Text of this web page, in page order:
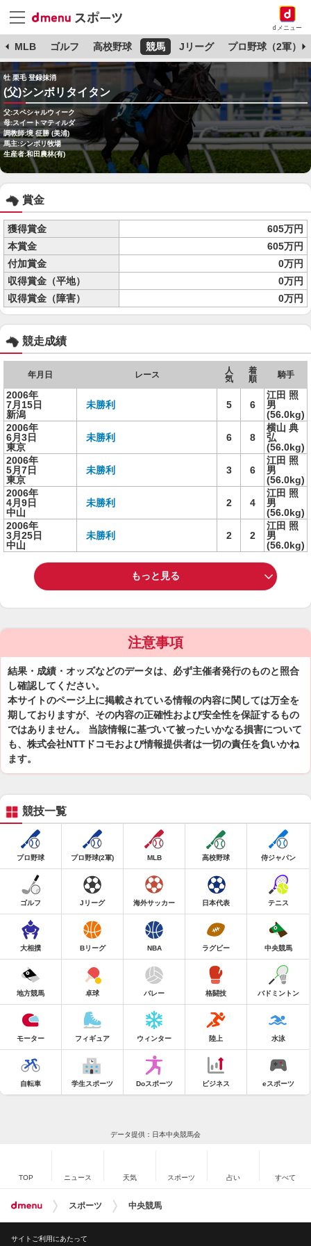
dメニュー
MLB ゴルフ 高校野球 競馬 Jリーグ プロ野球（2軍）
牡 栗毛 登録抹消
(父)シンボリタイタン
父:スペシャルウィーク
母:スイートマティルダ
調教師:境 征勝 (美浦)
馬主:シンボリ牧場
生産者:和田農林(有)
賞金
獲得賞金
605万円
本賞金
605万円
付加賞金
0万円
収得賞金（平地）
0万円
収得賞金（障害）
0万円
競走成績
年月日 レース
人
気
着
順
騎手
2006年
7月15日
新潟
未勝利 5 6
江田 照
男
(56.0kg)
2006年
6月3日
東京
未勝利 6 8
横山 典
弘
(56.0kg)
2006年
5月7日
東京
未勝利 3 6
江田 照
男
(56.0kg)
2006年
4月9日
中山
未勝利 2 4
江田 照
男
(56.0kg)
2006年
3月25日
中山
未勝利 2 2
江田 照
男
(56.0kg)
もっと見る
注意事項
結果・成績・オッズなどのデータは、必ず主催者発行のものと照合
し確認してください。
本サイトのページ上に掲載されている情報の内容に関しては万全を
期しておりますが、その内容の正確性および安全性を保証するもの
ではありません。 当該情報に基づいて被ったいかなる損害について
も、株式会社NTTドコモおよび情報提供者は一切の責任を負いかね
ます。
競技一覧
プロ野球 プロ野球(2軍) MLB 高校野球 侍ジャパン
ゴルフ Jリーグ 海外サッカー 日本代表 テニス
大相撲 Bリーグ NBA ラグビー 中央競馬
地方競馬 卓球 バレー 格闘技 バドミントン
モーター フィギュア ウィンター 陸上 水泳
自転車 学生スポーツ Doスポーツ ビジネス eスポーツ
データ提供：日本中央競馬会
TOP ニュース 天気 スポーツ 占い すべて
スポーツ 中央競馬
サイトご利用にあたって